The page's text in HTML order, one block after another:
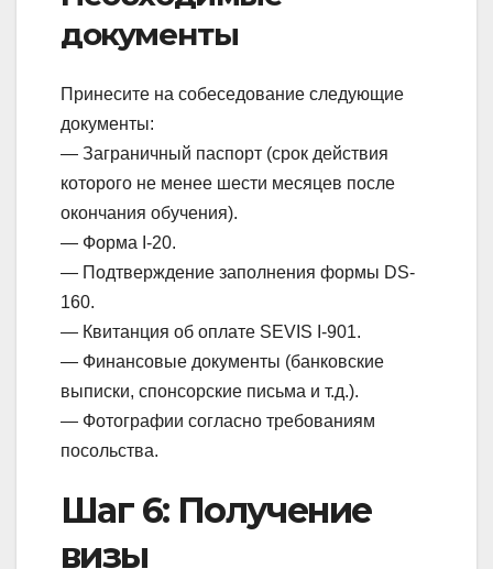
документы
Принесите на собеседование следующие
документы:
— Заграничный паспорт (срок действия
которого не менее шести месяцев после
окончания обучения).
— Форма I-20.
— Подтверждение заполнения формы DS-
160.
— Квитанция об оплате SEVIS I-901.
— Финансовые документы (банковские
выписки, спонсорские письма и т.д.).
— Фотографии согласно требованиям
посольства.
Шаг 6: Получение
визы